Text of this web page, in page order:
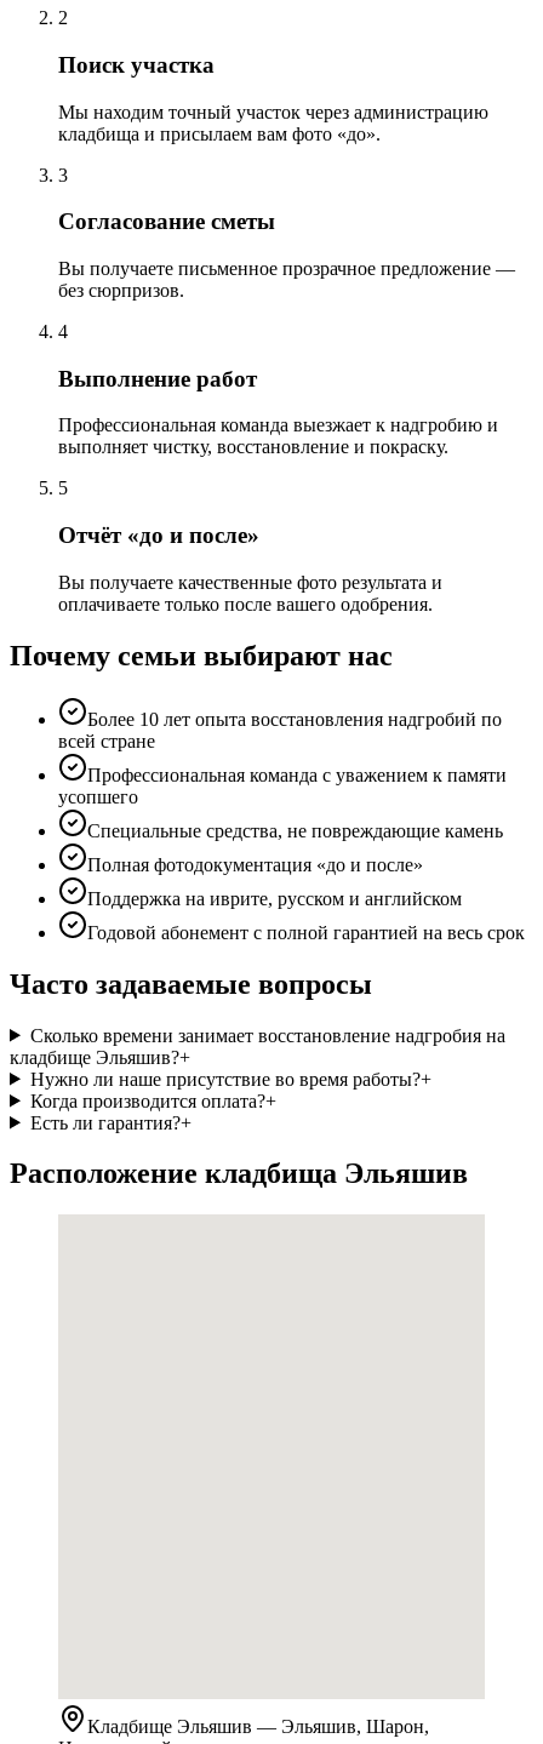
2
Поиск участка
Мы находим точный участок через администрацию
кладбища и присылаем вам фото «до».
3
Согласование сметы
Вы получаете письменное прозрачное предложение —
без сюрпризов.
4
Выполнение работ
Профессиональная команда выезжает к надгробию и
выполняет чистку, восстановление и покраску.
5
Отчёт «до и после»
Вы получаете качественные фото результата и
оплачиваете только после вашего одобрения.
Почему семьи выбирают нас
Более 10 лет опыта восстановления надгробий по
всей стране
Профессиональная команда с уважением к памяти
усопшего
Специальные средства, не повреждающие камень
Полная фотодокументация «до и после»
Поддержка на иврите, русском и английском
Годовой абонемент с полной гарантией на весь срок
Часто задаваемые вопросы
Сколько времени занимает восстановление надгробия на
кладбище Эльяшив?+
Нужно ли наше присутствие во время работы?+
Когда производится оплата?+
Есть ли гарантия?+
Расположение кладбища Эльяшив
Кладбище Эльяшив — Эльяшив, Шарон,